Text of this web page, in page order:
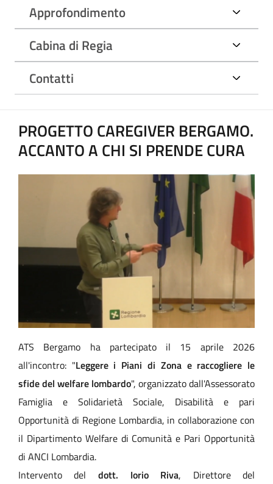
Approfondimento
Cabina di Regia
Contatti
PROGETTO CAREGIVER BERGAMO.
ACCANTO A CHI SI PRENDE CURA
ATS Bergamo ha partecipato il 15 aprile 2026
all'incontro: "Leggere i Piani di Zona e raccogliere le
sfide del welfare lombardo", organizzato dall'Assessorato
Famiglia e Solidarietà Sociale, Disabilità e pari
Opportunità di Regione Lombardia, in collaborazione con
il Dipartimento Welfare di Comunità e Pari Opportunità
di ANCI Lombardia.
Intervento del dott. Iorio Riva, Direttore del